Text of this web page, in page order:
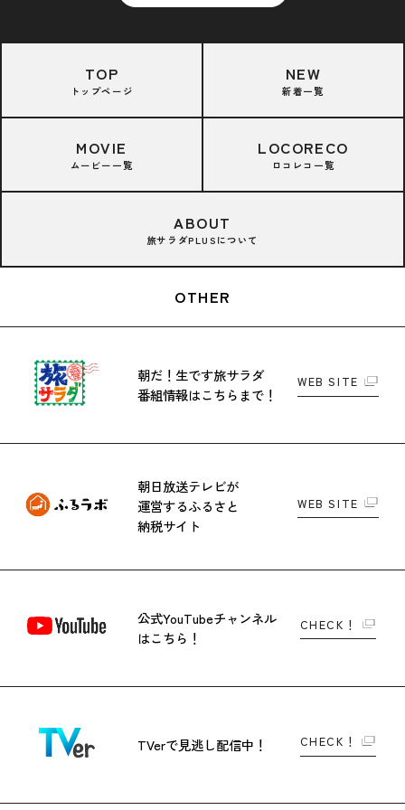
TOP
トップページ
NEW
新着一覧
MOVIE
ムービー一覧
LOCORECO
ロコレコ一覧
ABOUT
旅サラダPLUSについて
OTHER
朝だ！生です旅サラダ
番組情報はこちらまで！
WEB SITE
朝日放送テレビが
運営するふるさと
納税サイト
WEB SITE
公式YouTubeチャンネル
はこちら！
CHECK！
TVerで見逃し配信中！ CHECK！